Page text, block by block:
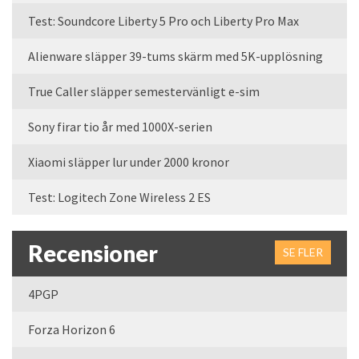
Test: Soundcore Liberty 5 Pro och Liberty Pro Max
Alienware släpper 39-tums skärm med 5K-upplösning
True Caller släpper semestervänligt e-sim
Sony firar tio år med 1000X-serien
Xiaomi släpper lur under 2000 kronor
Test: Logitech Zone Wireless 2 ES
Recensioner SE FLER
4PGP
Forza Horizon 6